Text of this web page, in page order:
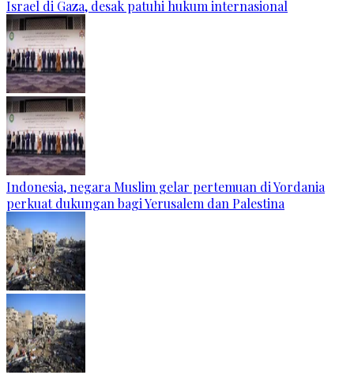
Israel di Gaza, desak patuhi hukum internasional
Indonesia, negara Muslim gelar pertemuan di Yordania
perkuat dukungan bagi Yerusalem dan Palestina